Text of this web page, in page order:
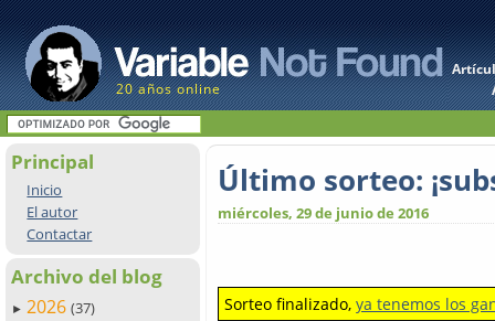
20 años online
Principal
Inicio
El autor
Contactar
Archivo del blog
► 2026 (37)
Último sorteo:
miércoles, 29 de junio de 2016
Sorteo finalizado, ya tenemos los